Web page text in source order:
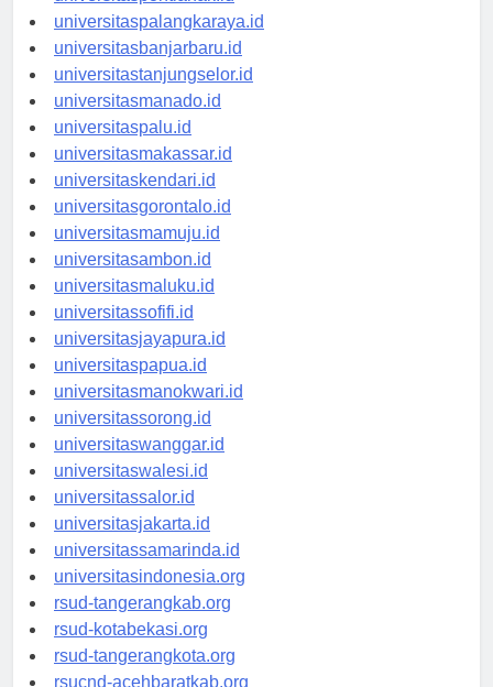
universitaspontianak.id
universitaspalangkaraya.id
universitasbanjarbaru.id
universitastanjungselor.id
universitasmanado.id
universitaspalu.id
universitasmakassar.id
universitaskendari.id
universitasgorontalo.id
universitasmamuju.id
universitasambon.id
universitasmaluku.id
universitassofifi.id
universitasjayapura.id
universitaspapua.id
universitasmanokwari.id
universitassorong.id
universitaswanggar.id
universitaswalesi.id
universitassalor.id
universitasjakarta.id
universitassamarinda.id
universitasindonesia.org
rsud-tangerangkab.org
rsud-kotabekasi.org
rsud-tangerangkota.org